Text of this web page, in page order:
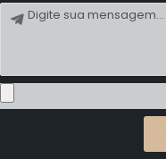
Mensagem